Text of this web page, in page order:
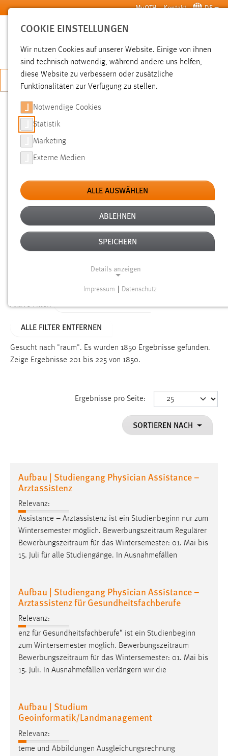
Zum Hauptinhalt springen MyOTH Kontakt DE
SUCHE
JETZT BEWERBEN
SUCHE
FILTER
Typ
Erstellungsdatum
Alter
Aktive Filter:
ALLE FILTER ENTFERNEN
Gesucht nach "raum". Es wurden 1850 Ergebnisse gefunden.
Zeige Ergebnisse 201 bis 225 von 1850.
Ergebnisse pro Seite:
SORTIEREN NACH
Aufbau | Studiengang Physician Assistance –
Arztassistenz
Relevanz:
Assistance – Arztassistenz ist ein Studienbeginn nur zum
Wintersemester möglich. Bewerbungszeitraum Regulärer
Bewerbungszeitraum für das Wintersemester: 01. Mai bis
15. Juli für alle Studiengänge. In Ausnahmefällen
Aufbau | Studiengang Physician Assistance –
Arztassistenz für Gesundheitsfachberufe
Relevanz:
enz für Gesundheitsfachberufe“ ist ein Studienbeginn
zum Wintersemester möglich. Bewerbungszeitraum
Bewerbungszeitraum für das Wintersemester: 01. Mai bis
15. Juli. In Ausnahmefällen verlängern wir die
Aufbau | Studium
Geoinformatik/Landmanagement
Relevanz:
teme und Abbildungen Ausgleichungsrechnung
COOKIE EINSTELLUNGEN
Wir nutzen Cookies auf unserer Website. Einige von ihnen
sind technisch notwendig, während andere uns helfen,
diese Website zu verbessern oder zusätzliche
Funktionalitäten zur Verfügung zu stellen.
Notwendige Cookies
Statistik
Marketing
Externe Medien
ALLE AUSWÄHLEN
ABLEHNEN
SPEICHERN
Details anzeigen
Funktionen und sind für die einwandfreie Funktion der
Einverständnis
cookie_consent
Dieser Cookie speichert die ausgewählten Einverständnis-
Name:
staticfilecache
Zweck:
Für performante Seitenauslieferung wird in diesem Cookie
Sprachpräferenz
Name:
site-language-preference
Zweck:
Das Cookie speichert die gewählte Sprache der Website.
Chat
Name:
MibewSessionID, MIBEW_UserID, mibew_locale, mibew-
Impressum Datenschutz